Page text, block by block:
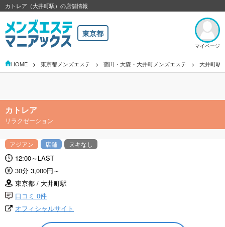
カトレア（大井町駅）の店舗情報
東京都
マイページ
HOME 東京都メンズエステ 蒲田・大森・大井町メンズエステ 大井町駅
カトレア
リラクゼーション
アジアン 店舗 ヌキなし
12:00～LAST
30分 3,000円～
東京都 / 大井町駅
口コミ 0件
オフィシャルサイト